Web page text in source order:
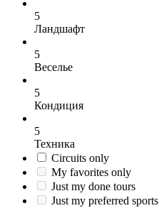
5
Ландшафт
5
Веселье
5
Кондиция
5
Техника
Circuits only
My favorites only
Just my done tours
Just my preferred sports